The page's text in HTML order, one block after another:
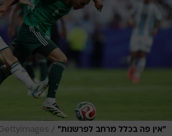
"אין פה בכלל מרחב לפרשנות" /